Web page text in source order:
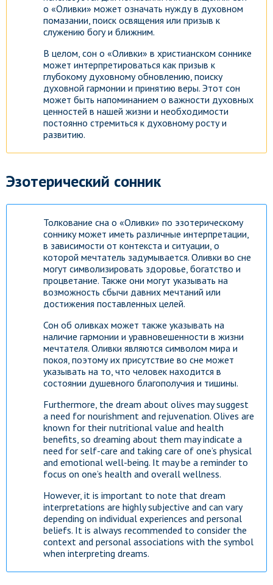
Посмотреть
о «Оливки» может означать нужду в духовном
помазании, поиск освящения или призыв к
служению богу и ближним.
В целом, сон о «Оливки» в христианском соннике
может интерпретироваться как призыв к
глубокому духовному обновлению, поиску
духовной гармонии и принятию веры. Этот сон
может быть напоминанием о важности духовных
ценностей в нашей жизни и необходимости
постоянно стремиться к духовному росту и
развитию.
Эзотерический сонник
Толкование сна о «Оливки» по эзотерическому
соннику может иметь различные интерпретации,
в зависимости от контекста и ситуации, о
которой мечтатель задумывается. Оливки во сне
могут символизировать здоровье, богатство и
процветание. Также они могут указывать на
возможность сбычи давних мечтаний или
достижения поставленных целей.
Сон об оливках может также указывать на
наличие гармонии и уравновешенности в жизни
мечтателя. Оливки являются символом мира и
покоя, поэтому их присутствие во сне может
указывать на то, что человек находится в
состоянии душевного благополучия и тишины.
Furthermore, the dream about olives may suggest
a need for nourishment and rejuvenation. Olives are
known for their nutritional value and health
benefits, so dreaming about them may indicate a
need for self-care and taking care of one’s physical
and emotional well-being. It may be a reminder to
focus on one’s health and overall wellness.
However, it is important to note that dream
interpretations are highly subjective and can vary
depending on individual experiences and personal
beliefs. It is always recommended to consider the
context and personal associations with the symbol
when interpreting dreams.